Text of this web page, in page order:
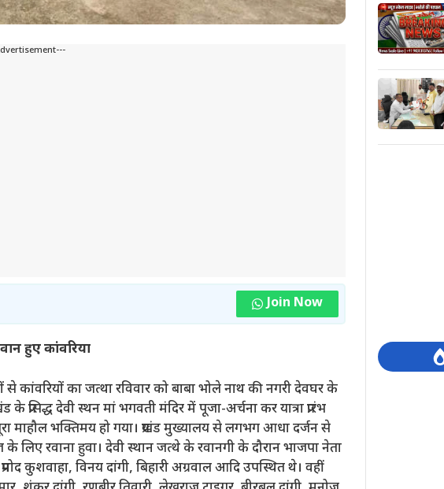
Join Now
हुए कांवरिया
से कांवरियों का जत्था रविवार को बाबा भोले नाथ की नगरी देवघर के
देवी स्थन मां भगवती मंदिर में पूजा-अर्चना कर यात्रा प्रारंभ
माहौल भक्तिमय हो गया। प्रखंड मुख्यालय से लगभग आधा दर्जन से
रवाना हुवा। देवी स्थान जत्थे के रवानगी के दौरान भाजपा नेता
कुशवाहा, विनय दांगी, बिहारी अग्रवाल आदि उपस्थित थे। वहीं